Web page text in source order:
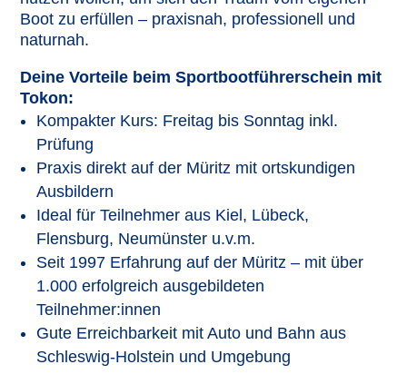
Boot zu erfüllen – praxisnah, professionell und
naturnah.
Deine Vorteile beim Sportbootführerschein mit
Tokon:
Kompakter Kurs: Freitag bis Sonntag inkl.
Prüfung
Praxis direkt auf der Müritz mit ortskundigen
Ausbildern
Ideal für Teilnehmer aus Kiel, Lübeck,
Flensburg, Neumünster u.v.m.
Seit 1997 Erfahrung auf der Müritz – mit über
1.000 erfolgreich ausgebildeten
Teilnehmer:innen
Gute Erreichbarkeit mit Auto und Bahn aus
Schleswig-Holstein und Umgebung